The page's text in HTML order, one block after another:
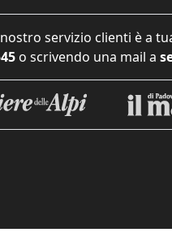
servizio clienti è a
o scrivendo una mail a